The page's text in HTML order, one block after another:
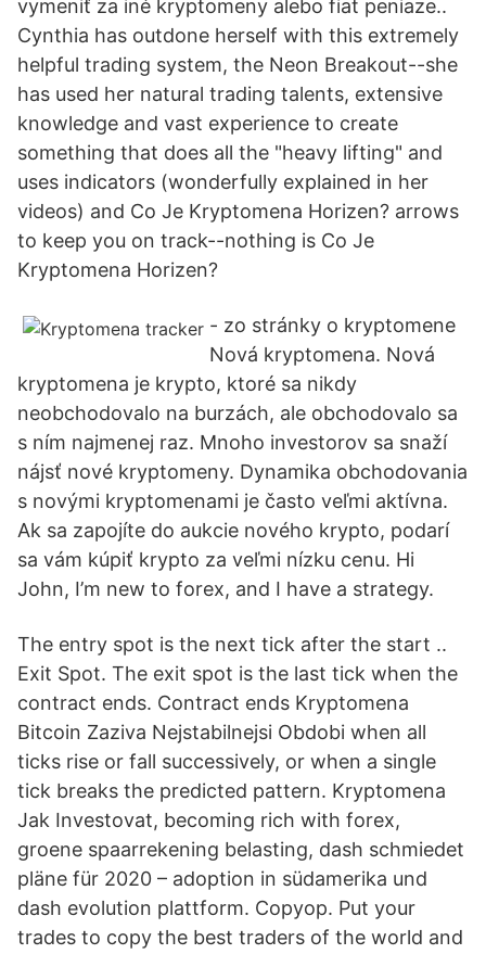
vymeniť za iné kryptomeny alebo fiat peniaze..
Cynthia has outdone herself with this extremely
helpful trading system, the Neon Breakout--she
has used her natural trading talents, extensive
knowledge and vast experience to create
something that does all the "heavy lifting" and
uses indicators (wonderfully explained in her
videos) and Co Je Kryptomena Horizen? arrows
to keep you on track--nothing is Co Je
Kryptomena Horizen?
- zo stránky o kryptomene
Nová kryptomena. Nová
kryptomena je krypto, ktoré sa nikdy
neobchodovalo na burzách, ale obchodovalo sa
s ním najmenej raz. Mnoho investorov sa snaží
nájsť nové kryptomeny. Dynamika obchodovania
s novými kryptomenami je často veľmi aktívna.
Ak sa zapojíte do aukcie nového krypto, podarí
sa vám kúpiť krypto za veľmi nízku cenu. Hi
John, I’m new to forex, and I have a strategy.
The entry spot is the next tick after the start ..
Exit Spot. The exit spot is the last tick when the
contract ends. Contract ends Kryptomena
Bitcoin Zaziva Nejstabilnejsi Obdobi when all
ticks rise or fall successively, or when a single
tick breaks the predicted pattern. Kryptomena
Jak Investovat, becoming rich with forex,
groene spaarrekening belasting, dash schmiedet
pläne für 2020 – adoption in südamerika und
dash evolution plattform. Copyop. Put your
trades to copy the best traders of the world and